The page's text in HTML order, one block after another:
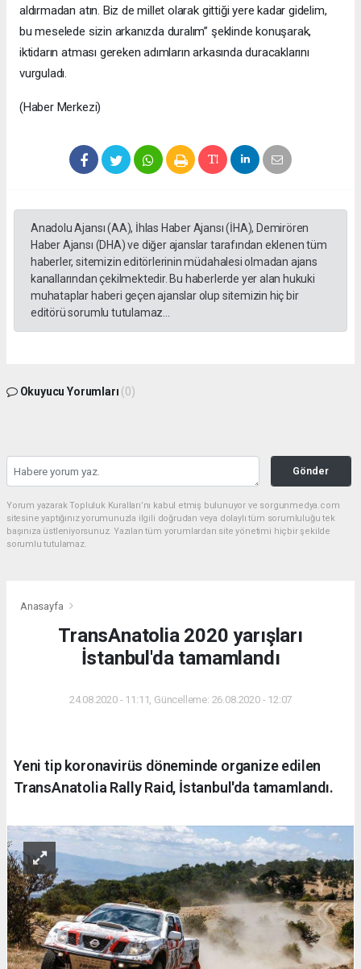
aldırmadan atın. Biz de millet olarak gittiği yere kadar gidelim,
bu meselede sizin arkanızda duralım” şeklinde konuşarak,
iktidarın atması gereken adımların arkasında duracaklarını
vurguladı.
(Haber Merkezi)
Anadolu Ajansı (AA), İhlas Haber Ajansı (İHA), Demirören
Haber Ajansı (DHA) ve diğer ajanslar tarafından eklenen tüm
haberler, sitemizin editörlerinin müdahalesi olmadan ajans
kanallarından çekilmektedir. Bu haberlerde yer alan hukuki
muhataplar haberi geçen ajanslar olup sitemizin hiç bir
editörü sorumlu tutulamaz...
Okuyucu Yorumları (0)
Gönder
Yorum yazarak Topluluk Kuralları’nı kabul etmiş bulunuyor ve sorgunmedya.com
sitesine yaptığınız yorumunuzla ilgili doğrudan veya dolaylı tüm sorumluluğu tek
başınıza üstleniyorsunuz. Yazılan tüm yorumlardan site yönetimi hiçbir şekilde
sorumlu tutulamaz.
Anasayfa
TransAnatolia 2020 yarışları
İstanbul'da tamamlandı
24.08.2020 - 11:11, Güncelleme: 26.08.2020 - 12:07
Yeni tip koronavirüs döneminde organize edilen
TransAnatolia Rally Raid, İstanbul'da tamamlandı.